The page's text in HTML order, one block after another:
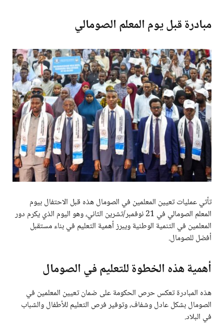
مبادرة قبل يوم المعلم الصومالي
تأتي عمليات تعيين المعلمين في الصومال هذه قبل الاحتفال بيوم
المعلم الصومالي في 21 نوفمبر/تشرين الثاني، وهو اليوم الذي يكرم دور
المعلمين في التنمية الوطنية ويبرز أهمية التعليم في بناء مستقبل
أفضل للصومال.
أهمية هذه الخطوة للتعليم في الصومال
هذه المبادرة تعكس حرص الحكومة على ضمان تعيين المعلمين في
الصومال بشكل عادل وشفاف، وتوفير فرص التعليم للأطفال والشباب
في البلاد.